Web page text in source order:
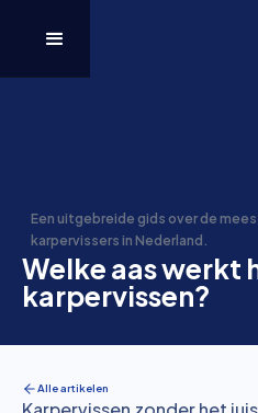
Een uitgebreide gids over de
karpervissers in Nederland.
Welke aas werkt
karpervissen?
Alle artikelen